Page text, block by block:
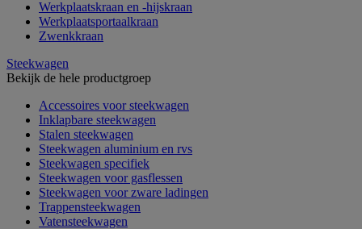
Werkplaatskraan en -hijskraan
Werkplaatsportaalkraan
Zwenkkraan
Steekwagen
Bekijk de hele productgroep
Accessoires voor steekwagen
Inklapbare steekwagen
Stalen steekwagen
Steekwagen aluminium en rvs
Steekwagen specifiek
Steekwagen voor gasflessen
Steekwagen voor zware ladingen
Trappensteekwagen
Vatensteekwagen